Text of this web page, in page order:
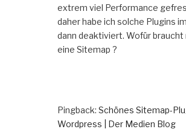
extrem viel Performance
daher habe ich solche Plugins
dann deaktiviert. Wofür braucht
eine Sitemap ?
Pingback: Schönes Sitemap-
Wordpress | Der Medien Blog